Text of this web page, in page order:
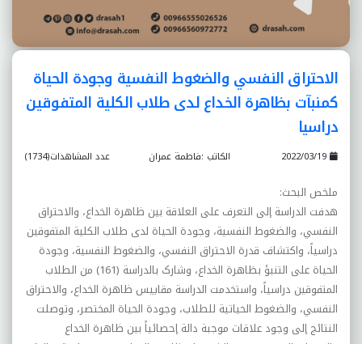
الاحتراق النفسي والضغوط النفسية وجودة الحياة
کمنبآت بظاهرة الخداع لدى طلاب الکلية المتفوقين
دراسيا
عدد المشاهدات(1734) الكاتب :فاطمة عمران
ملخص البحث:
هدفت الدراسة إلى التعرف على العلاقة بين ظاهرة الخداع، والاحتراق
النفسي، والضغوط النفسية، وجودة الحياة لدى طلاب الکلية المتفوقين
دراسياً، واکتشاف قدرة الاحتراق النفسي، والضغوط النفسية، وجودة
الحياة على التنبؤ بظاهرة الخداع، وشارک بالدراسة (161) من الطلاب
المتفوقين دراسياً، واستخدمت الدراسة مقاييس ظاهرة الخداع، والاحتراق
النفسي، والضغوط الحياتية للطلاب، وجودة الحياة المختصر، وتوصلت
النتائج إلى وجود علاقات موجبة دالة إحصائياً بين ظاهرة الخداع